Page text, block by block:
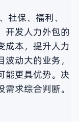
保、福利、
开发人力外包的
成本，提升人力
动大的业务，
能更具优势。决
求综合判断。